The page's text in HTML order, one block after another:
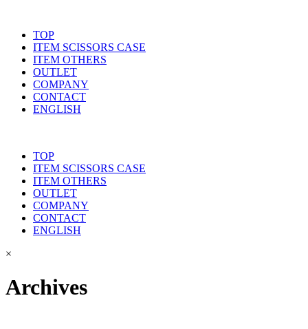
TOP
ITEM SCISSORS CASE
ITEM OTHERS
OUTLET
COMPANY
CONTACT
ENGLISH
TOP
ITEM SCISSORS CASE
ITEM OTHERS
OUTLET
COMPANY
CONTACT
ENGLISH
×
Archives